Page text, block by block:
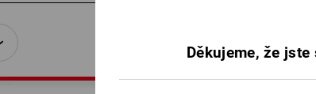
Děkujeme, že